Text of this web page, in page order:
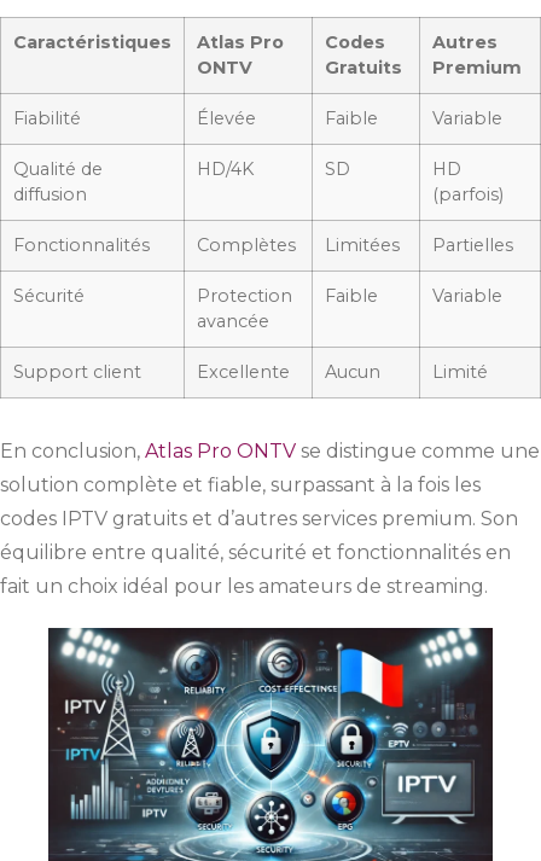
Caractéristiques
Atlas Pro
ONTV
Codes
Gratuits
Autres
Premium
Fiabilité Élevée Faible Variable
Qualité de
diffusion
HD/4K SD
HD
(parfois)
Fonctionnalités Complètes Limitées Partielles
Sécurité
Protection
avancée
Faible Variable
Support client Excellente Aucun Limité
En conclusion, Atlas Pro ONTV se distingue comme une
solution complète et fiable, surpassant à la fois les
codes IPTV gratuits et d’autres services premium. Son
équilibre entre qualité, sécurité et fonctionnalités en
fait un choix idéal pour les amateurs de streaming.